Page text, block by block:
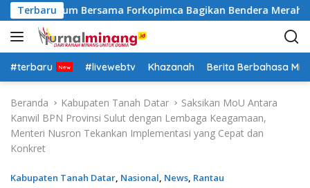
a
g
u
Terbaru
Kaum Bersama Forkopimca Bagikan Bendera Merah
#terbaru #livewebtv Khazanah Berita Berbahasa
Beranda Kabupaten Tanah Datar
Saksikan MoU Antara
Kanwil BPN Provinsi Sulut dengan Lembaga Keagamaan,
Menteri Nusron Tekankan Implementasi yang Cepat dan
Konkret
Kabupaten Tanah Datar, Nasional, News, Rantau